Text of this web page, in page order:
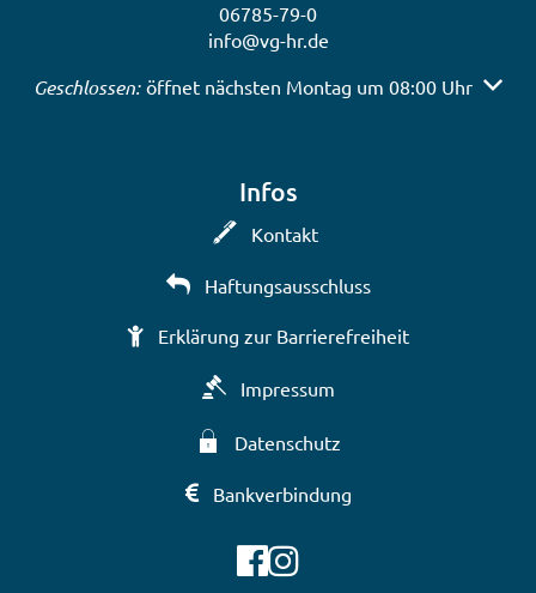
06785-79-0
info@vg-hr.de
Klicken, um weitere Öffnungs- oder Schließzeiten
Geschlossen: öffnet nächsten Montag um 08:00 Uhr
Infos
Kontakt
Haftungsausschluss
Erklärung zur Barrierefreiheit
Impressum
Datenschutz
Bankverbindung